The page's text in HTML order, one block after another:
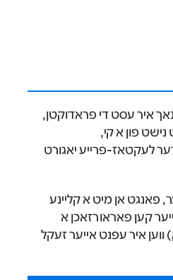
איר עסט די פראדוקטן,
פון א קי,
לעקטאז-פרייע יאגורט
פאנגט אן מיט א קליינע
אייער קען פאראורזאכן א
איר עפנט אייער זעקל